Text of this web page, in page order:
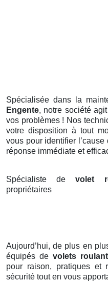
Spécialisée dans la
Engente, notre société
vos problèmes ! Nos
votre disposition à tout
vous pour identifier
réponse immédiate et
Spécialiste devolet
propriétaires
Aujourd’hui, de plus en
équipés de volets
pour raison, pratiques et
sécurité tout en vous